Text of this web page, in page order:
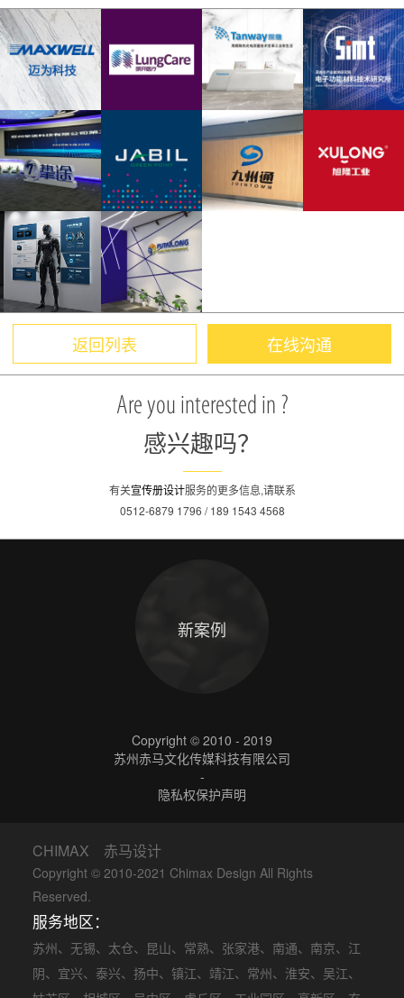
返回列表 在线沟通
Are you interested in ?
感兴趣吗？
有关宣传册设计服务的更多信息,请联系
0512-6879 1796 / 189 1543 4568
新案例
Copyright © 2010 - 2019
苏州赤马文化传媒科技有限公司
-
隐私权保护声明
CHIMAX 赤马设计
Copyright © 2010-2021 Chimax Design All Rights
Reserved.
服务地区：
苏州、 无锡、 太仓、 昆山、 常熟、 张家港、 南通、 南京、 江
阴、 宜兴、 泰兴、 扬中、 镇江、 靖江、 常州、 淮安、 吴江、